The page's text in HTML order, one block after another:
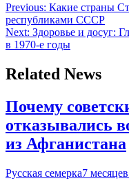
Previous: Какие страны
республиками СССР
Next: Здоровье и досуг:
в 1970-е годы
Related News
Почему
отказывались
из Афганистана
Русская семерка7